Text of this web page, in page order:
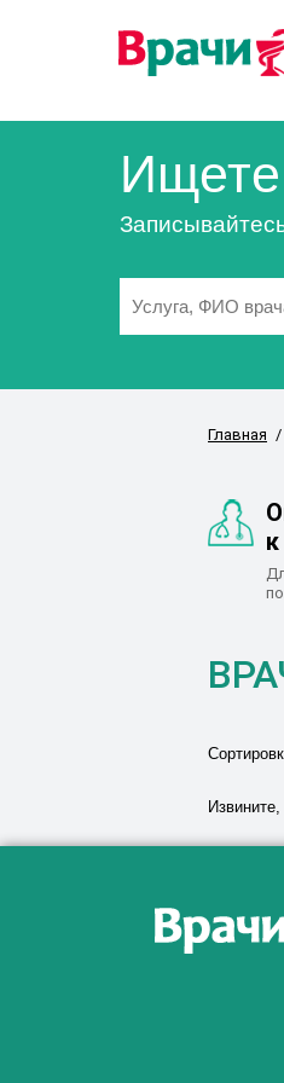
Ищете
Главная